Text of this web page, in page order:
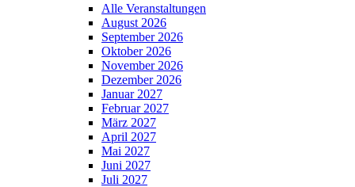
Alle Veranstaltungen
August 2026
September 2026
Oktober 2026
November 2026
Dezember 2026
Januar 2027
Februar 2027
März 2027
April 2027
Mai 2027
Juni 2027
Juli 2027